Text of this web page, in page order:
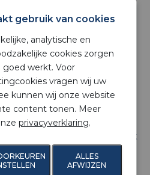
scherpe vragen en
het gesprek verder
voor beton” is dit jaar
fascinatie voor beton-
der Weij,
waarin duidelijk werd
geen toekomstmuziek
dat nu speelt in de
gebruik van cookies
analytische en
cookies zorgen
werkt. Voor
vragen wij uw
kunnen wij onze website
content tonen. Meer
privacyverklaring.
ALLES
AFWIJZEN